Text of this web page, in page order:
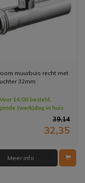
muurbuis recht met
32mm
Voor 14:00 besteld,
(werk)dag in huis
39,14
32,35
Meer info